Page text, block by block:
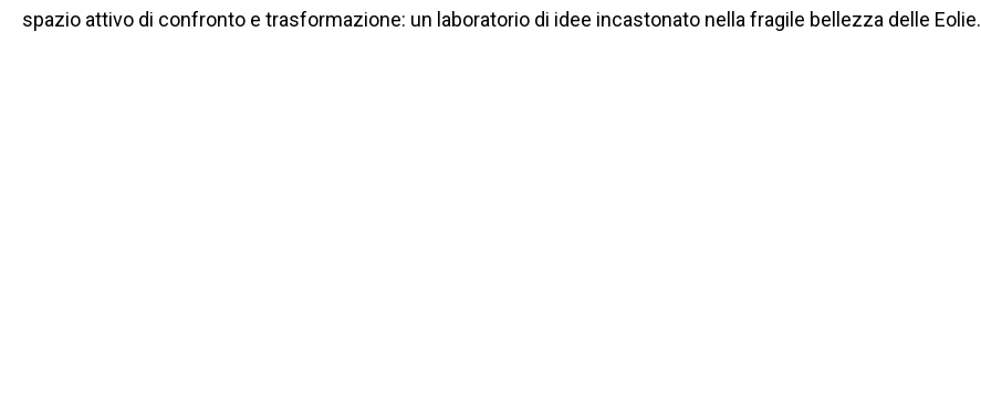
spazio attivo di confronto e trasformazione: un laboratorio di idee incastonato nella fragile bellezza delle Eolie.